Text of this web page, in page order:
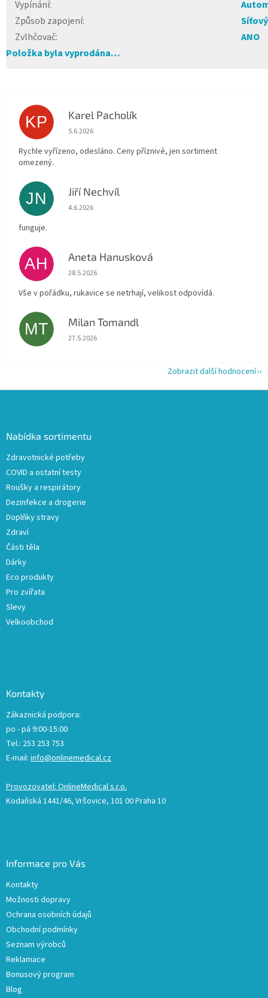
Vypínání:
Způsob zapojení:
Zvlhčovač:
ANO
Položka byla vyprodána…
KP Karel Pacholík
Hodnocení obchodu je 4 z 5 hvězdiček.
5.6.2026
Rychle vyřízeno, odesláno. Ceny příznivé, jen sortiment
omezený.
JN Jiří Nechvíl
Hodnocení obchodu je 5 z 5 hvězdiček.
4.6.2026
funguje.
AH Aneta Hanusková
Hodnocení obchodu je 5 z 5 hvězdiček.
28.5.2026
Vše v pořádku, rukavice se netrhají, velikost odpovídá.
MT Milan Tomandl
Hodnocení obchodu je 5 z 5 hvězdiček.
27.5.2026
Zobrazit další hodnocení
Nabídka sortimentu
Zdravotnické potřeby
COVID a ostatní testy
Roušky a respirátory
Dezinfekce a drogerie
Doplňky stravy
Zdraví
Části těla
Dárky
Eco produkty
Pro zvířata
Slevy
Velkoobchod
Kontakty
Zákaznická podpora:
po - pá 9:00-15:00
Tel.: 253 253 753
E-mail: info@onlinemedical.cz
Provozovatel: OnlineMedical s.r.o.
Kodaňská 1441/46, Vršovice, 101 00 Praha 10
Informace pro Vás
Kontakty
Možnosti dopravy
Ochrana osobních údajů
Obchodní podmínky
Seznam výrobců
Reklamace
Bonusový program
Blog